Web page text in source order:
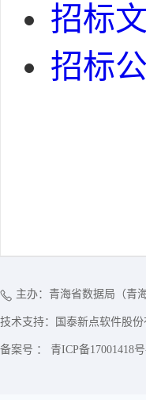
招标
招标
主办：青海省数据局（青
技术支持：国泰新点软件股份
备案号 ： 青ICP备17001418